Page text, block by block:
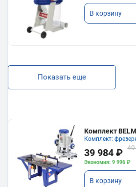
В корзину
Показать еще
Комплект
Комплект:
39 984 ₽
Экономия: 9 996 ₽
В корзину